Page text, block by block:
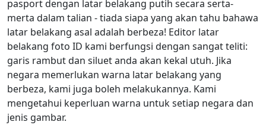
pasport dengan latar belakang putih secara serta-
merta dalam talian - tiada siapa yang akan tahu bahawa
latar belakang asal adalah berbeza! Editor latar
belakang foto ID kami berfungsi dengan sangat teliti:
garis rambut dan siluet anda akan kekal utuh. Jika
negara memerlukan warna latar belakang yang
berbeza, kami juga boleh melakukannya. Kami
mengetahui keperluan warna untuk setiap negara dan
jenis gambar.